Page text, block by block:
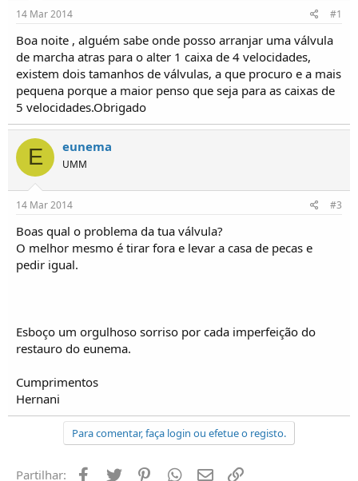
d
o
r
e
T
ó
p
i
c
o
s
í
i
o
14 Mar 2014 #1
Boa noite , alguém sabe onde posso arranjar uma válvula
de marcha atras para o alter 1 caixa de 4 velocidades,
existem dois tamanhos de válvulas, a que procuro e a mais
pequena porque a maior penso que seja para as caixas de
5 velocidades.Obrigado
E eunema
UMM
14 Mar 2014 #3
Boas qual o problema da tua válvula?
O melhor mesmo é tirar fora e levar a casa de pecas e
pedir igual.
Esboço um orgulhoso sorriso por cada imperfeição do
restauro do eunema.
Cumprimentos
Hernani
Para comentar, faça login ou efetue o registo.
Partilhar: Facebook
Twitter PinterestWhatsapp
Email